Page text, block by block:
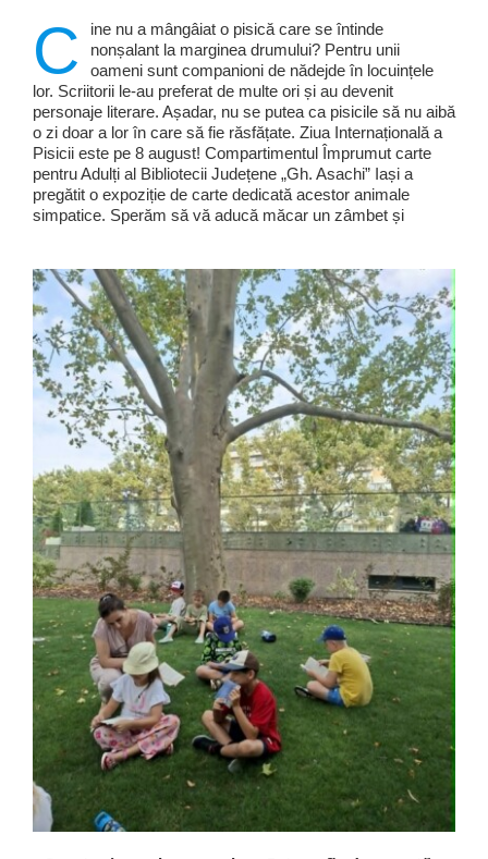
C
ine nu a mângâiat o pisică care se întinde
nonșalant la marginea drumului? Pentru unii
oameni sunt companioni de nădejde în locuințele
lor. Scriitorii le-au preferat de multe ori și au devenit
personaje literare. Așadar, nu se putea ca pisicile să nu aibă
o zi doar a lor în care să fie răsfățate. Ziua Internațională a
Pisicii este pe 8 august! Compartimentul Împrumut carte
pentru Adulți al Bibliotecii Județene „Gh. Asachi” Iași a
pregătit o expoziție de carte dedicată acestor animale
simpatice. Sperăm să vă aducă măcar un zâmbet și